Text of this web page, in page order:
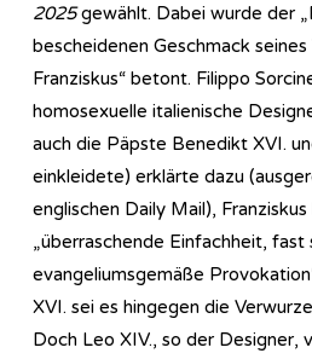
2025gewählt. Dabei wurde der
bescheidenen Geschmack
Franziskus“ betont. Filippo
homosexuelle italienische
auch die Päpste Benedikt XVI.
einkleidete) erklärte dazu
englischen Daily Mail),
„überraschende Einfachheit, fast
evangeliumsgemäße
XVI. sei es hingegen die
Doch Leo XIV., so der Designer,